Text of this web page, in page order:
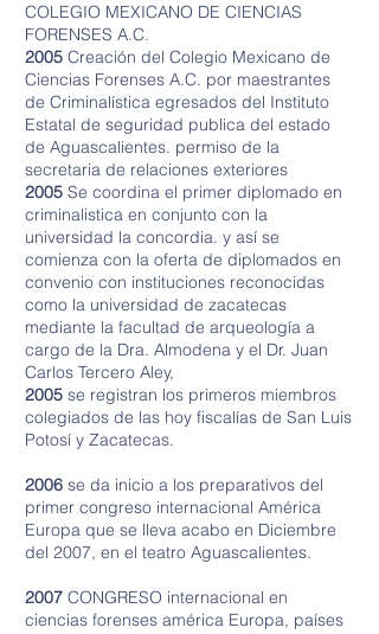
COLEGIO MEXICANO DE CIENCIAS
FORENSES A.C.
2005 Creación del Colegio Mexicano de
Ciencias Forenses A.C. por maestrantes
de Criminalística egresados del Instituto
Estatal de seguridad publica del estado
de Aguascalientes. permiso de la
secretaria de relaciones exteriores
2005 Se coordina el primer diplomado en
criminalistica en conjunto con la
universidad la concordia. y así se
comienza con la oferta de diplomados en
convenio con instituciones reconocidas
como la universidad de zacatecas
mediante la facultad de arqueología a
cargo de la Dra. Almodena y el Dr. Juan
Carlos Tercero Aley,
2005 se registran los primeros miembros
colegiados de las hoy fiscalías de San Luis
Potosí y Zacatecas.
2006 se da inicio a los preparativos del
primer congreso internacional América
Europa que se lleva acabo en Diciembre
del 2007, en el teatro Aguascalientes.
2007 CONGRESO internacional en
ciencias forenses américa Europa, países